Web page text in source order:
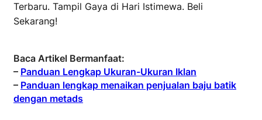
Terbaru. Tampil Gaya di Hari Istimewa. Beli
Sekarang!
Baca Artikel Bermanfaat:
– Panduan Lengkap Ukuran-Ukuran Iklan
– Panduan lengkap menaikan penjualan baju batik
dengan metads